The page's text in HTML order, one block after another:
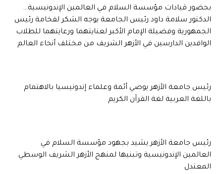
بحضور قيادات مؤسسة السلام في العالمين الإندونيسية…
الدكتور سلامة داود رئيس الجامعة يوجه الشكر لفخامة رئيس
الجمهورية وفضيلة الإمام الأكبر لعنايتهما ورعايتهما للطلاب
الوافدين الدارسين في الأزهر الشريف من مختلف أنحاء العالم
رئيس جامعة الأزهر يوصي أئمة وعلماء إندونيسيا بالاهتمام
باللغة العربية لغة القرآن الكريم
رئيس جامعة الأزهر يشيد بجهود مؤسسة السلام في
العالمين الإندونيسية وتبنيها لمنهج الأزهر الشريف الوسطي
المعتدل